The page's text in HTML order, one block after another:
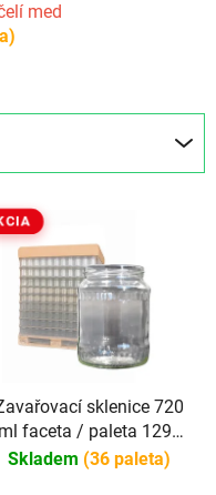
med
sklenice 720
ml faceta / paleta 1296
ks
Skladem (36 paleta)